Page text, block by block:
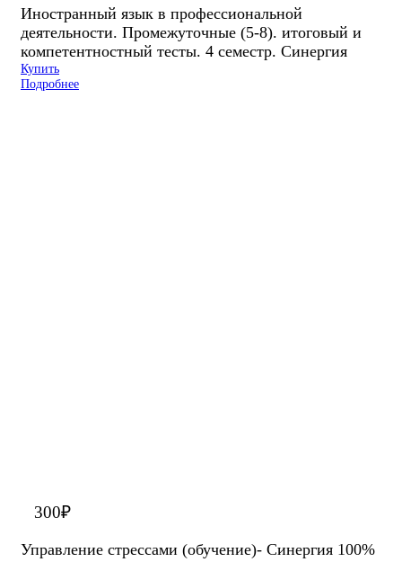
Иностранный язык в профессиональной
деятельности. Промежуточные (5-8). итоговый и
компетентностный тесты. 4 семестр. Синергия
Купить
Подробнее
300₽
Управление стрессами (обучение)- Синергия 100%